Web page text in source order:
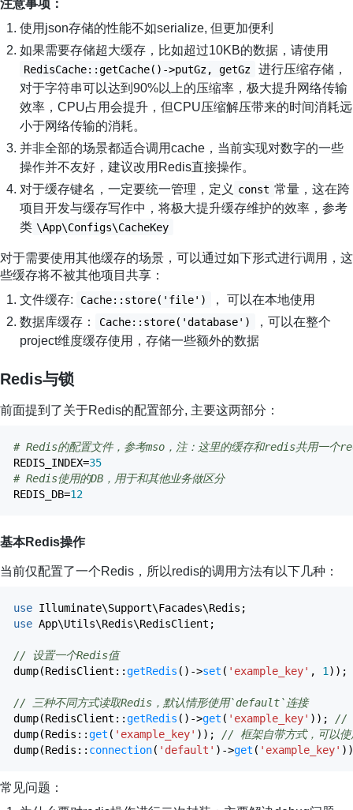
注意事项：
使用json存储的性能不如serialize, 但更加便利
如果需要存储超大缓存，比如超过10KB的数据，请使用
RedisCache::getCache()->putGz, getGz
进行压缩存储，
对于字符串可以达到90%以上的压缩率，极大提升网络传输
效率，CPU占用会提升，但CPU压缩解压带来的时间消耗远
小于网络传输的消耗。
并非全部的场景都适合调用cache，当前实现对数字的一些
操作并不友好，建议改用Redis直接操作。
对于缓存键名，一定要统一管理，定义 const 常量，这在跨
项目开发与缓存写作中，将极大提升缓存维护的效率，参考
类 \App\Configs\CacheKey
对于需要使用其他缓存的场景，可以通过如下形式进行调用，这
些缓存将不被其他项目共享：
文件缓存:
Cache::store('file')
， 可以在本地使用
数据库缓存：
Cache::store('database')
，可以在整个
project维度缓存使用，存储一些额外的数据
Redis与锁
前面提到了关于Redis的配置部分, 主要这两部分：
# Redis的配置文件，参考mso，注：这里的缓存和redis共用一个
REDIS_INDEX=35
# Redis使用的DB，用于和其他业务做区分
REDIS_DB=12
基本Redis操作
当前仅配置了一个Redis，所以redis的调用方法有以下几种：
use Illuminate\Support\Facades\Redis ;
use App\Utils\Redis\RedisClient ;
// 设置一个Redis值
dump(RedisClient ::getRedis ( ) ->set ( 'example_key' , 1 ) ) ;
// 三种不同方式读取Redis，默认情形使用`default`连接
dump(RedisClient ::getRedis ( ) ->get ( 'example_key' ) ) ;
//
dump(Redis ::get ( 'example_key' ) ) ;
// 框架自带方式，可以使
dump(Redis :: connection( 'default' ) ->get ( 'example_key' ) )
常见问题：